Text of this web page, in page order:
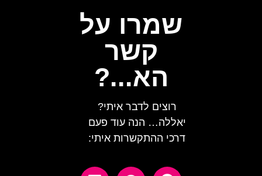
שמרו על
קשר
הא...?
רוצים לדבר איתי?
יאללה… הנה עוד פעם
דרכי ההתקשרות איתי: